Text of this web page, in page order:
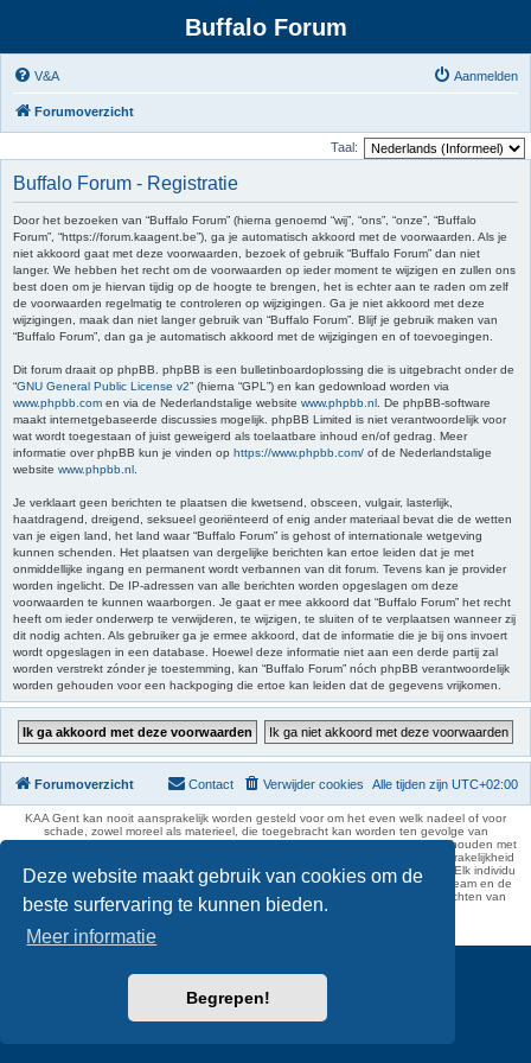
Deze website maakt gebruik van cookies om de
beste surfervaring te kunnen bieden.
Meer informatie
Begrepen!
Buffalo Forum
V&A Aanmelden
Forumoverzicht
Taal:
Buffalo Forum - Registratie
Door het bezoeken van “Buffalo Forum” (hierna genoemd “wij”, “ons”, “onze”, “Buffalo
Forum”, “https://forum.kaagent.be”), ga je automatisch akkoord met de voorwaarden. Als je
niet akkoord gaat met deze voorwaarden, bezoek of gebruik “Buffalo Forum” dan niet
langer. We hebben het recht om de voorwaarden op ieder moment te wijzigen en zullen ons
best doen om je hiervan tijdig op de hoogte te brengen, het is echter aan te raden om zelf
de voorwaarden regelmatig te controleren op wijzigingen. Ga je niet akkoord met deze
wijzigingen, maak dan niet langer gebruik van “Buffalo Forum”. Blijf je gebruik maken van
“Buffalo Forum”, dan ga je automatisch akkoord met de wijzigingen en of toevoegingen.
Dit forum draait op phpBB. phpBB is een bulletinboardoplossing die is uitgebracht onder de
“GNU General Public License v2” (hierna “GPL”) en kan gedownload worden via
www.phpbb.com en via de Nederlandstalige website www.phpbb.nl . De phpBB-software
maakt internetgebaseerde discussies mogelijk. phpBB Limited is niet verantwoordelijk voor
wat wordt toegestaan of juist geweigerd als toelaatbare inhoud en/of gedrag. Meer
informatie over phpBB kun je vinden op https://www.phpbb.com/ of de Nederlandstalige
website www.phpbb.nl
Je verklaart geen berichten te plaatsen die kwetsend, obsceen, vulgair, lasterlijk,
haatdragend, dreigend, seksueel georiënteerd of enig ander materiaal bevat die de wetten
van je eigen land, het land waar “Buffalo Forum” is gehost of internationale wetgeving
kunnen schenden. Het plaatsen van dergelijke berichten kan ertoe leiden dat je met
onmiddellijke ingang en permanent wordt verbannen van dit forum. Tevens kan je provider
worden ingelicht. De IP-adressen van alle berichten worden opgeslagen om deze
voorwaarden te kunnen waarborgen. Je gaat er mee akkoord dat “Buffalo Forum” het recht
heeft om ieder onderwerp te verwijderen, te wijzigen, te sluiten of te verplaatsen wanneer zij
dit nodig achten. Als gebruiker ga je ermee akkoord, dat de informatie die je bij ons invoert
wordt opgeslagen in een database. Hoewel deze informatie niet aan een derde partij zal
worden verstrekt zónder je toestemming, kan “Buffalo Forum” nóch phpBB verantwoordelijk
worden gehouden voor een hackpoging die ertoe kan leiden dat de gegevens vrijkomen.
Forumoverzicht Alle tijden zijn UTC+02:00
Verwijder cookies
Contact
KAA Gent kan nooit aansprakelijk worden gesteld voor om het even welk nadeel of voor
schade, zowel moreel als materieel, die toegebracht kan worden ten gevolge van
feitelijkheden en daden van derden die rechtstreeks of onrechtstreeks verband houden met
de gegevens vermeld op de website van KAA Gent. Deze ontheffing van aansprakelijkheid
geldt inzonderheid voor het forum, waarvan KAA Gent zich volledig distantieert. Elk individu
is dus verantwoordelijk voor zijn uitlatingen op het Buffalo Forum. Ook het webteam en de
moderators kunnen niet aansprakelijk gesteld worden voor de inhoud van berichten van
gebruikers.